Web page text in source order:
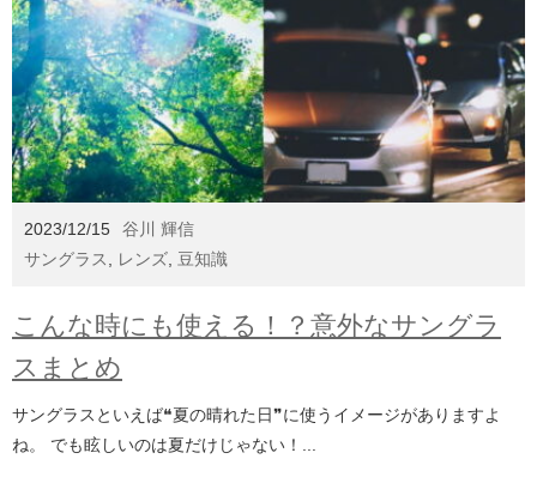
2023/12/15
谷川 輝信
サングラス, レンズ, 豆知識
こんな時にも使える！？意外なサングラ
スまとめ
サングラスといえば❝夏の晴れた日❞に使うイメージがありますよ
ね。 でも眩しいのは夏だけじゃない！...